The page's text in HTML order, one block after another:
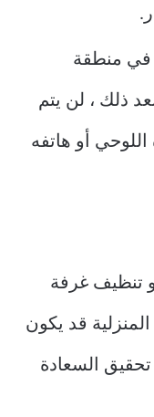
في منطقة
ذلك ، لن يتم
أو هاتفه
تنظيف غرفة
قد يكون
السعادة